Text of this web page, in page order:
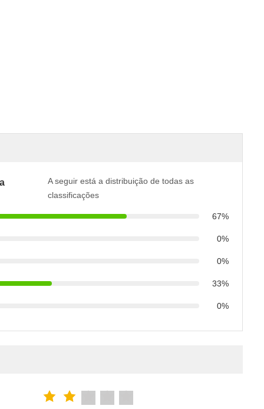
A seguir está a distribuição de todas as
classificações
67%
0%
0%
33%
0%